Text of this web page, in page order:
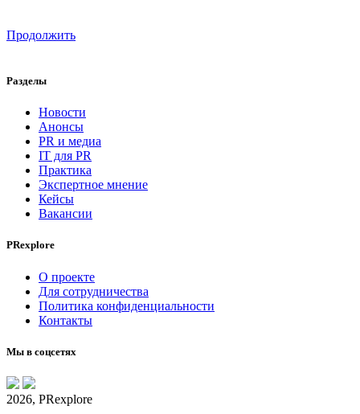
Продолжить
Разделы
Новости
Анонсы
PR и медиа
IT для PR
Практика
Экспертное мнение
Кейсы
Вакансии
PRexplore
О проекте
Для сотрудничества
Политика конфиденциальности
Контакты
Мы в соцсетях
2026, PRexplore